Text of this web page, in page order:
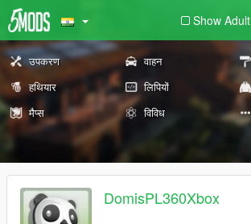
Show Adult
उपकरण वाहन
हथियार
लिपियों
मैप्स
विविध
DomisPL360Xbox